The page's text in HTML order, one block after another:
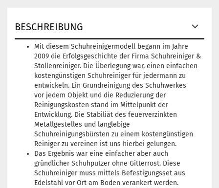
BESCHREIBUNG
Mit diesem Schuhreinigermodell begann im Jahre
2009 die Erfolgsgeschichte der Firma Schuhreiniger &
Stollenreiniger. Die Überlegung war, einen einfachen
kostengünstigen Schuhreiniger für jedermann zu
entwickeln. Ein Grundreinigung des Schuhwerkes
vor jedem Objekt und die Reduzierung der
Reinigungskosten stand im Mittelpunkt der
Entwicklung. Die Stabiliät des feuerverzinkten
Metallgestelles und langlebige
Schuhreinigungsbürsten zu einem kostengünstigen
Reiniger zu vereinen ist uns hierbei gelungen.
Das Ergebnis war eine einfacher aber auch
gründlicher Schuhputzer ohne Gitterrost. Diese
Schuhreiniger muss mittels Befestigungsset aus
Edelstahl vor Ort am Boden verankert werden.